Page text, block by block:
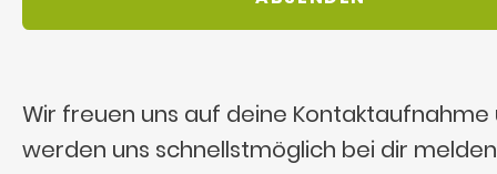
Wir freuen uns auf deine Kontaktaufnahme
werden uns schnellstmöglich bei dir